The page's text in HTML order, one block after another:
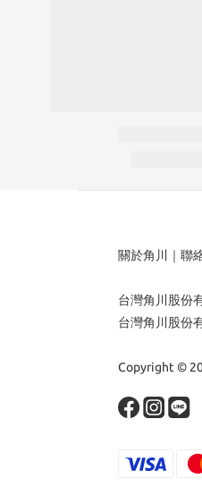
關於角川 ｜ 聯
台灣角川股份
台灣角川股份
Copyright ©